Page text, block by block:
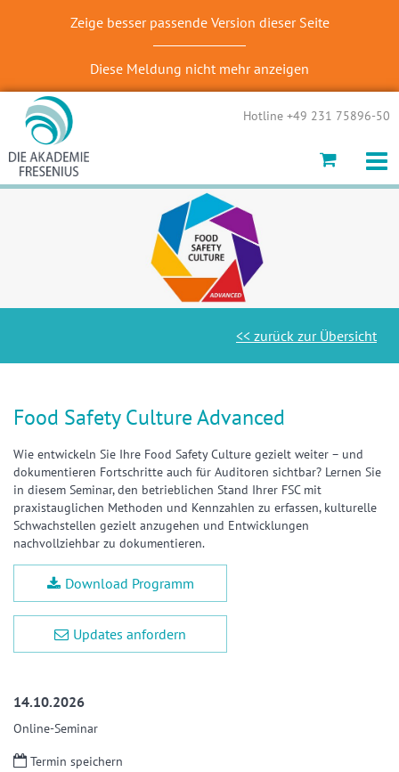
Zeige besser passende Version dieser Seite
Diese Meldung nicht mehr anzeigen
Hotline +49 231 75896-50
<< zurück zur Übersicht
Food Safety Culture Advanced
Wie entwickeln Sie Ihre Food Safety Culture gezielt weiter – und
dokumentieren Fortschritte auch für Auditoren sichtbar? Lernen Sie
in diesem Seminar, den betrieblichen Stand Ihrer FSC mit
praxistauglichen Methoden und Kennzahlen zu erfassen, kulturelle
Schwachstellen gezielt anzugehen und Entwicklungen
nachvollziehbar zu dokumentieren.
Download Programm
Updates anfordern
14.10.2026
Online-Seminar
Termin speichern